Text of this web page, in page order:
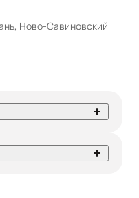
Ново-Савиновский